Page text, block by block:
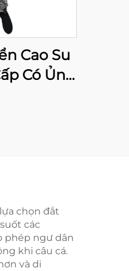
Cao Su
Có Ủng
chọn đắt
các
phép ngư dân
khi câu cá.
và di